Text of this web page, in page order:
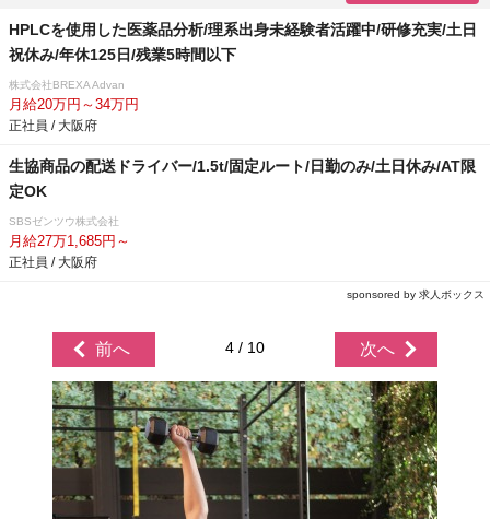
HPLCを使用した医薬品分析/理系出身未経験者活躍中/研修充実/土日
祝休み/年休125日/残業5時間以下
株式会社BREXA Advan
月給20万円～34万円
正社員 / 大阪府
生協商品の配送ドライバー/1.5t/固定ルート/日勤のみ/土日休み/AT限
定OK
SBSゼンツウ株式会社
月給27万1,685円～
正社員 / 大阪府
sponsored by 求人ボックス
前へ 4 / 10 次へ